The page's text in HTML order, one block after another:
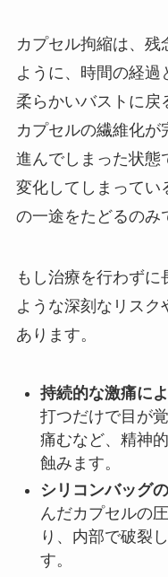
カプセル拘縮は、
ように、時間の経
柔らかいバストに戻
カプセルの繊維化
進んでしまった状態
変化してしまってい
の一途をたどるのみ
もし治療を行わず
ような深刻なリス
あります。
持続的な激痛に
打つだけで目が
痛むなど、精神
蝕みます。
シリコンバッグ
んだカプセルの
り、内部で破裂
す。